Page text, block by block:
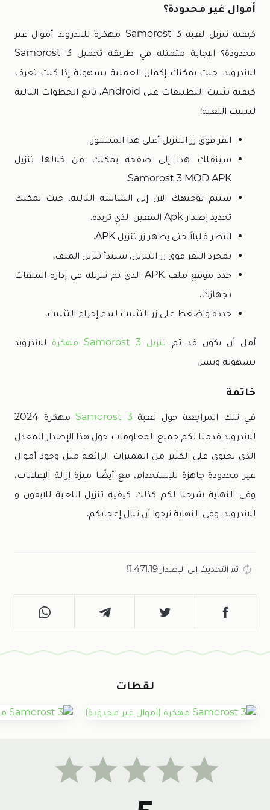
أموال غير محدودة؟
كيفية تنزيل لعبة Samorost 3 مهكرة للاندرويد أموال غير
محدودة؟ الإجابة متمثلة في طريقة تحميل Samorost 3
للاندرويد، حيث يمكنك إكمال العملية بسهولة إذا كنت تعرف
كيفية تثبيت التطبيقات على Android، تابع الخطوات التالية
لتثبيت اللعبة:
انقر فوق زر التنزيل أعلى هذا المنشور.
سينقلك هذا إلى صفحة يمكنك من خلالها تنزيل
Samorost 3 MOD APK.
سيتم توجيهك الآن إلى الشاشة التالية، حيث يمكنك
تحديد إصدار Apk المعين الذي تريده.
انتظر قليلاً حتى يظهر زر تنزيل APK.
بمجرد النقر فوق زر التنزيل، سيبدأ تنزيل الملف.
حدد موقع ملف APK الذي تم تنزيله في إدارة الملفات
بجهازك.
حدده واضغط على زر التثبيت لبدء إجراء التثبيت.
آمل أن يكون قد تم تنزيل Samorost 3 مهكرة
للاندرويد
بسهولة ويسر.
خاتمة
في تلك المراجعة حول لعبةSamorost 3
مهكرة 2024
للاندرويد قدمنا لكم جميع المعلومات حول هذا الإصدار المعدل
الذي يحتوي على الكثير من المميزات الرائعة مثل وجود أموال
غير محدودة جاهزة للإستخدام، مع أيضًا ميزة إزالة الإعلانات،
وفي النهاية شرحنا لكم كذلك كيفية تنزيل اللعبة للايفون و
للاندرويد، وفي النهاية نرجوا أن تنال إعجابكم.
تم التحديث إلى الإصدار 1.471.19!
لقطات